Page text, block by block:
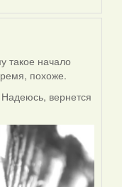
такое начало
похоже.
вернется